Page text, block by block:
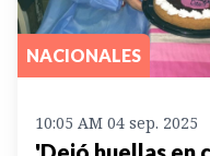
NACIONALES
10:05 AM 04 sep. 2025